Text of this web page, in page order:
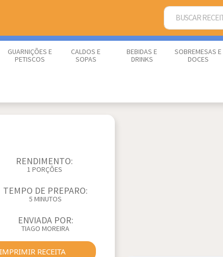
GUARNIÇÕES E
PETISCOS
CALDOS E
SOPAS
BEBIDAS E
DRINKS
SOBREMESAS E
DOCES
RENDIMENTO:
1 PORÇÕES
TEMPO DE PREPARO:
5 MINUTOS
ENVIADA POR:
TIAGO MOREIRA
IMPRIMIR RECEITA